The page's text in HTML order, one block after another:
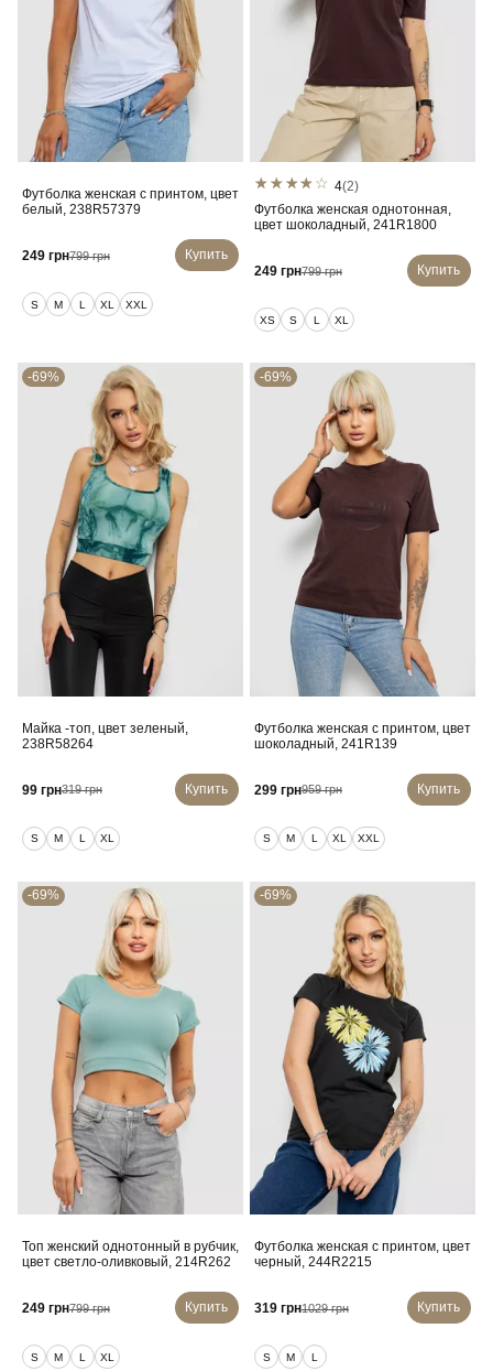
Футболка женская с принтом, цвет
белый, 238R57379
249 грн799 грн Купить
S M L XL XXL
4(2)
Футболка женская однотонная,
цвет шоколадный, 241R1800
249 грн799 грн Купить
XS S L XL
-69%
Майка -топ, цвет зеленый,
238R58264
99 грн319 грн Купить
S M L XL
-69%
Футболка женская с принтом, цвет
шоколадный, 241R139
299 грн959 грн Купить
S M L XL XXL
-69%
Топ женский однотонный в рубчик,
цвет светло-оливковый, 214R262
249 грн799 грн Купить
S M L XL
-69%
Футболка женская с принтом, цвет
черный, 244R2215
319 грн1029 грн Купить
S M L